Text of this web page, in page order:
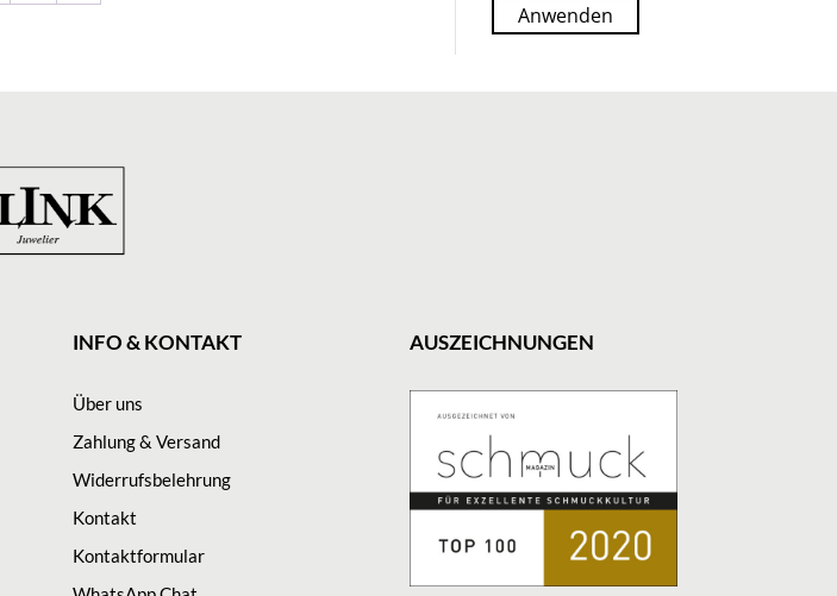
Anwenden
INFO & KONTAKT
Über uns
Zahlung & Versand
Widerrufsbelehrung
Kontakt
Kontaktformular
AUSZEICHNUNGEN